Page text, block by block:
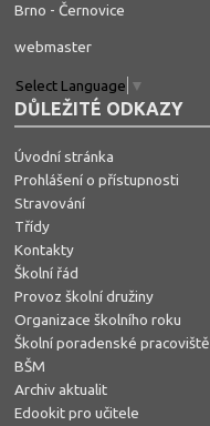
Brno - Černovice
webmaster
Select Language ▼
DŮLEŽITÉ ODKAZY
Úvodní stránka
Prohlášení o přístupnosti
Stravování
Třídy
Kontakty
Školní řád
Provoz školní družiny
Organizace školního roku
Školní poradenské pracoviště
BŠM
Archiv aktualit
Edookit pro učitele